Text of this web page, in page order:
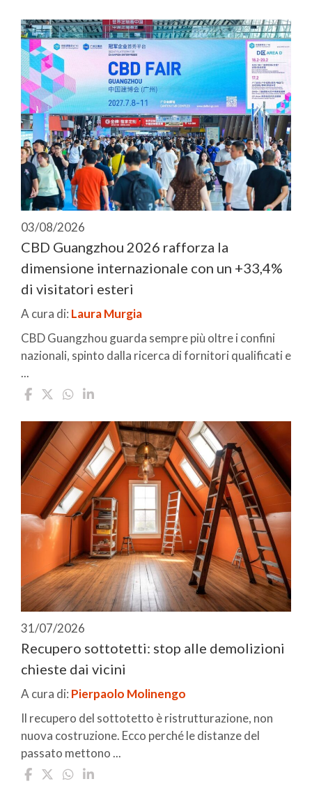
03/08/2026
CBD Guangzhou 2026 rafforza la
dimensione internazionale con un +33,4%
di visitatori esteri
A cura di: Laura Murgia
CBD Guangzhou guarda sempre più oltre i confini
nazionali, spinto dalla ricerca di fornitori qualificati e
...
31/07/2026
Recupero sottotetti: stop alle demolizioni
chieste dai vicini
A cura di: Pierpaolo Molinengo
Il recupero del sottotetto è ristrutturazione, non
nuova costruzione. Ecco perché le distanze del
passato mettono ...